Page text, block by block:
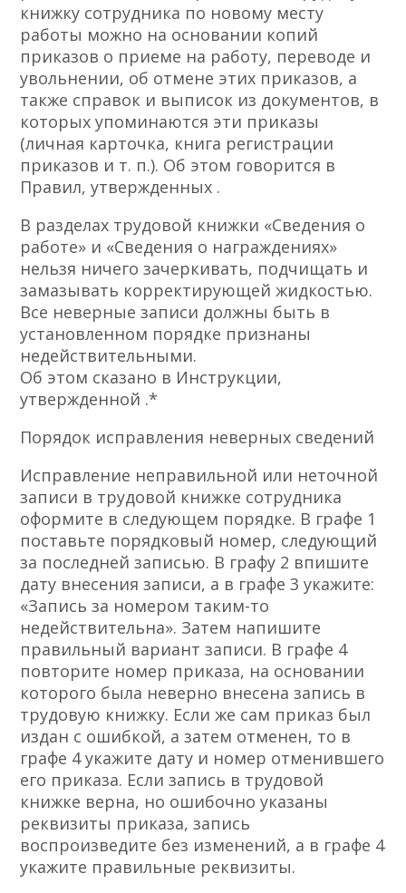
книжку сотрудника по новому месту
работы можно на основании копий
приказов о приеме на работу, переводе и
увольнении, об отмене этих приказов, а
также справок и выписок из документов, в
которых упоминаются эти приказы
(личная карточка, книга регистрации
приказов и т. п.). Об этом говорится в
Правил, утвержденных .
В разделах трудовой книжки «Сведения о
работе» и «Сведения о награждениях»
нельзя ничего зачеркивать, подчищать и
замазывать корректирующей жидкостью.
Все неверные записи должны быть в
установленном порядке признаны
недействительными.
Об этом сказано в Инструкции,
утвержденной .*
Порядок исправления неверных сведений
Исправление неправильной или неточной
записи в трудовой книжке сотрудника
оформите в следующем порядке. В графе 1
поставьте порядковый номер, следующий
за последней записью. В графу 2 впишите
дату внесения записи, а в графе 3 укажите:
«Запись за номером таким-то
недействительна». Затем напишите
правильный вариант записи. В графе 4
повторите номер приказа, на основании
которого была неверно внесена запись в
трудовую книжку. Если же сам приказ был
издан с ошибкой, а затем отменен, то в
графе 4 укажите дату и номер отменившего
его приказа. Если запись в трудовой
книжке верна, но ошибочно указаны
реквизиты приказа, запись
воспроизведите без изменений, а в графе 4
укажите правильные реквизиты.